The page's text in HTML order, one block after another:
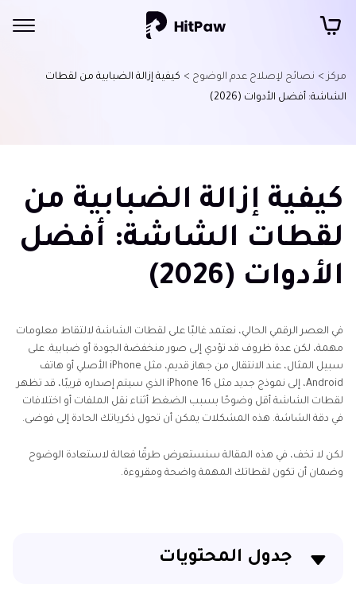
مركز > نصائح لإصلاح عدم الوضوح > كيفية إزالة الضبابية من لقطات
الشاشة: أفضل الأدوات (2026)
كيفية إزالة الضبابية من
لقطات الشاشة: أفضل
الأدوات (2026)
في العصر الرقمي الحالي، نعتمد غالبًا على لقطات الشاشة لالتقاط معلومات
مهمة، لكن عدة ظروف قد تؤدي إلى صور منخفضة الجودة أو ضبابية. على
سبيل المثال، عند الانتقال من جهاز قديم، مثل iPhone الأصلي أو هاتف
Android، إلى نموذج جديد مثل iPhone 16 الذي سيتم إصداره قريبًا، قد تظهر
لقطات الشاشة أقل وضوحًا بسبب الضغط أثناء نقل الملفات أو اختلافات
في دقة الشاشة. هذه المشكلات يمكن أن تحول ذكرياتك الحادة إلى فوضى.
لكن لا تخف، في هذه المقالة سنستعرض طرقًا فعالة لاستعادة الوضوح
وضمان أن تكون لقطاتك المهمة واضحة ومقروءة.
جدول المحتويات